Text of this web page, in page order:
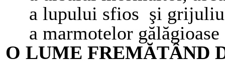
a lupului sfios şi
a marmotelor
O LUME FREMĂTÂND